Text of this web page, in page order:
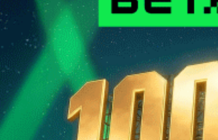
Матч-центр
Газета
Обратная связь
ООО "Прессбол-91", УНП 191094987, Республика Беларусь, г.
Минск, пр. Победителей, 20/3-221. Газета зарегистрирована
Министерством информации Республики Беларусь и внесена
в Государственный реестр СМИ за №540. © 2002-2021
Разработка сайта ITPOFIT